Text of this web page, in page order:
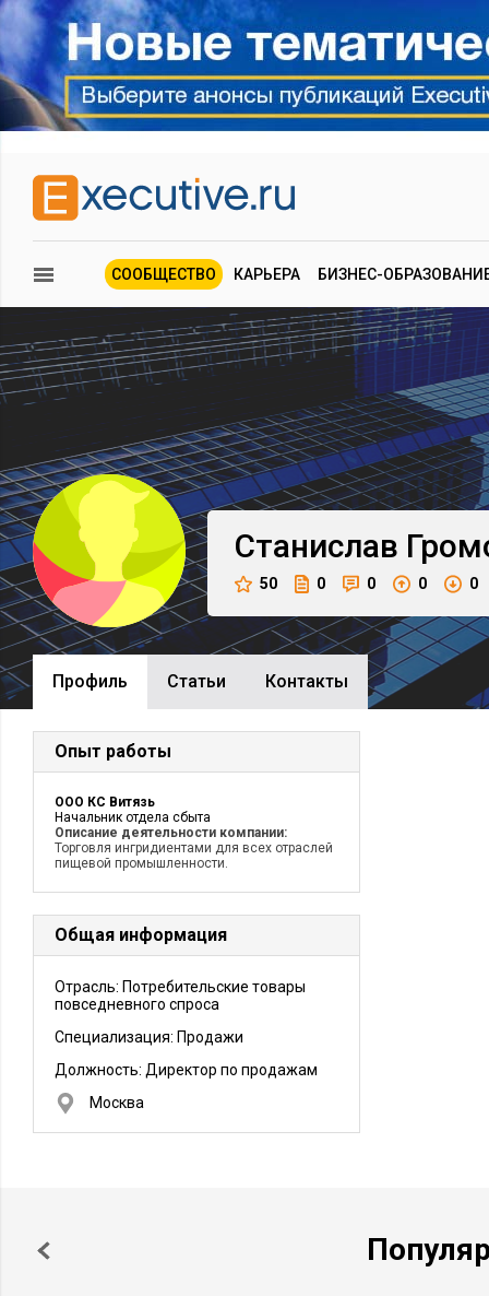
СООБЩЕСТВО КАРЬЕРА БИЗНЕС-
Станислав
50 0 0 0 0
Профиль Cтатьи Контакты
Опыт работы
ООО КС Витязь
Начальник отдела сбыта
Описание деятельности компании:
Торговля ингридиентами для всех отраслей
пищевой промышленности.
Общая информация
Отрасль: Потребительские товары
повседневного спроса
Специализация: Продажи
Должность: Директор по продажам
Москва